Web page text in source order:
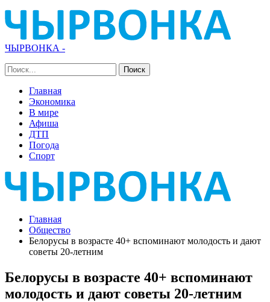
ЧЫРВОНКА -
Главная
Экономика
В мире
Афиша
ДТП
Погода
Спорт
Главная
Общество
Белорусы в возрасте 40+ вспоминают молодость и дают
советы 20-летним
Белорусы в возрасте 40+ вспоминают
молодость и дают советы 20-летним